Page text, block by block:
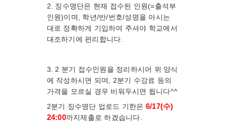
2. 징수명단은 현재 접수된 인원(=출석부
인원)이며, 학년/반/번호/성명을 아시는
대로 정확하게 기입하여 주셔야 학교에서
대조하기에 편리합니다.
3. 2 분기 접수인원을 정리하시어 위 양식
에 작성하시면 되며, 2분기 수강료 등의
가격을 모르실 경우 비워두시면 됩니다^^
2분기 징수명단 업로드 기한은 6/17(수)
24:00까지제출로 하겠습니다.